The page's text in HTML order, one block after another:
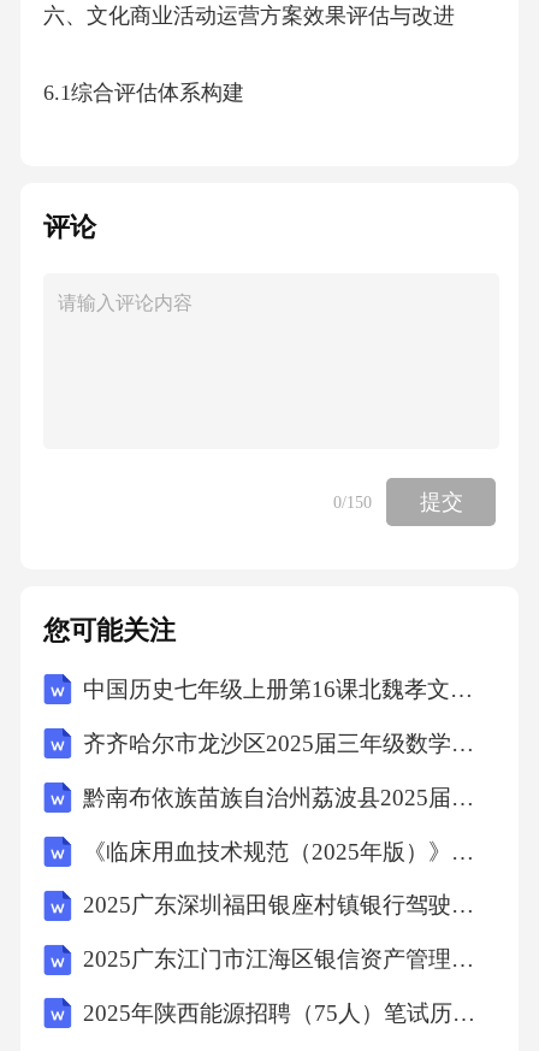
六、文化商业活动运营方案效果评估与改进
6.1综合评估体系构建
6.3持续改进机制建设
7.4数字化转型效果评估
八、文化商业活动运营方案品牌化与国际化发
展
8.1品牌定位与形象塑造
8.2国际合作与交流机制
8.3国际标准与规则对接
评论
0/150 提交
您可能关注
中国历史七年级上册第16课北魏孝文帝改革教学设计
齐齐哈尔市龙沙区2025届三年级数学下学期期末调研模拟试题含解析
黔南布依族苗族自治州荔波县2025届数学四年级下学期期中联考试题（含解析）
《临床用血技术规范（2025年版）》考核试题
2025广东深圳福田银座村镇银行驾驶岗社会招聘笔试历年典型考题及考点剖析附带答案详解
2025广东江门市江海区银信资产管理有限公司招聘5人笔试历年常考点试题专练附带答案详解
2025年陕西能源招聘（75人）笔试历年典型考点题库附带答案详解